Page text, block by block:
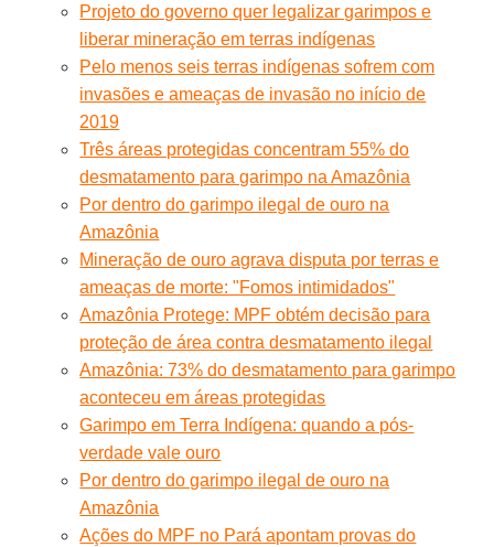
Projeto do governo quer legalizar garimpos e
liberar mineração em terras indígenas
Pelo menos seis terras indígenas sofrem com
invasões e ameaças de invasão no início de
2019
Três áreas protegidas concentram 55% do
desmatamento para garimpo na Amazônia
Por dentro do garimpo ilegal de ouro na
Amazônia
Mineração de ouro agrava disputa por terras e
ameaças de morte: "Fomos intimidados"
Amazônia Protege: MPF obtém decisão para
proteção de área contra desmatamento ilegal
Amazônia: 73% do desmatamento para garimpo
aconteceu em áreas protegidas
Garimpo em Terra Indígena: quando a pós-
verdade vale ouro
Por dentro do garimpo ilegal de ouro na
Amazônia
Ações do MPF no Pará apontam provas do